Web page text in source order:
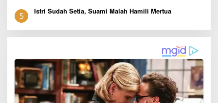
5 Istri Sudah Setia, Suami Malah Hamili Mertua